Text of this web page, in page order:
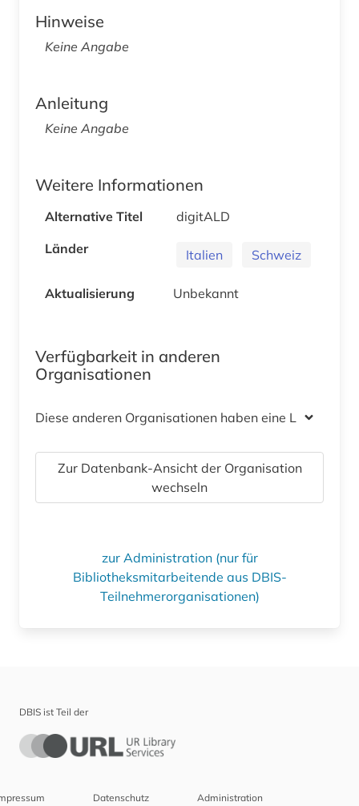
Hinweise
Keine Angabe
Anleitung
Keine Angabe
Weitere Informationen
Alternative Titel
digitALD
Länder
Italien Schweiz
Aktualisierung Unbekannt
Verfügbarkeit in anderen
Organisationen
Diese anderen Organisationen haben eine Lizenz
Zur Datenbank-Ansicht der Organisation
wechseln
zur Administration (nur für
Bibliotheksmitarbeitende aus DBIS-
Teilnehmerorganisationen)
DBIS ist Teil der
Datenschutz Administration